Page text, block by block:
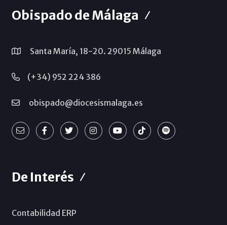
Obispado de Málaga
Santa María, 18-20. 29015 Málaga
(+34) 952 224 386
obispado@diocesismalaga.es
De Interés
Contabilidad ERP